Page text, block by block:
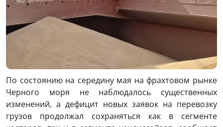
По состоянию на середину мая на фрахтовом рынке
Черного моря не наблюдалось существенных
изменений, а дефицит новых заявок на перевозку
грузов продолжал сохраняться как в сегменте